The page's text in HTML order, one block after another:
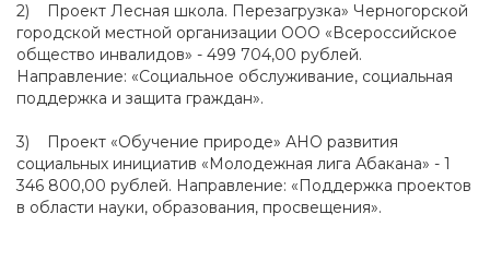
2) Проект Лесная школа. Перезагрузка» Черногорской
городской местной организации ООО «Всероссийское
общество инвалидов» - 499 704,00 рублей.
Направление: «Социальное обслуживание, социальная
поддержка и защита граждан».
3) Проект «Обучение природе» АНО развития
социальных инициатив «Молодежная лига Абакана» - 1
346 800,00 рублей. Направление: «Поддержка проектов
в области науки, образования, просвещения».